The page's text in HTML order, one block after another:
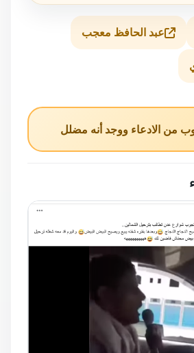
عبد الحافظ معجب
من الادعاء ووجد أنه مضلل